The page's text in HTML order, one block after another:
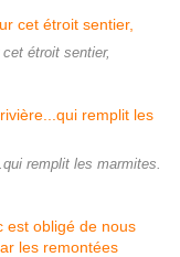
étroit sentier,
remplit les marmites.